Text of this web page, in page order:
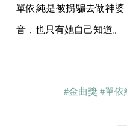
單依純是被拐騙去做神
音，也只有她自己知道。
#金曲獎 #單依